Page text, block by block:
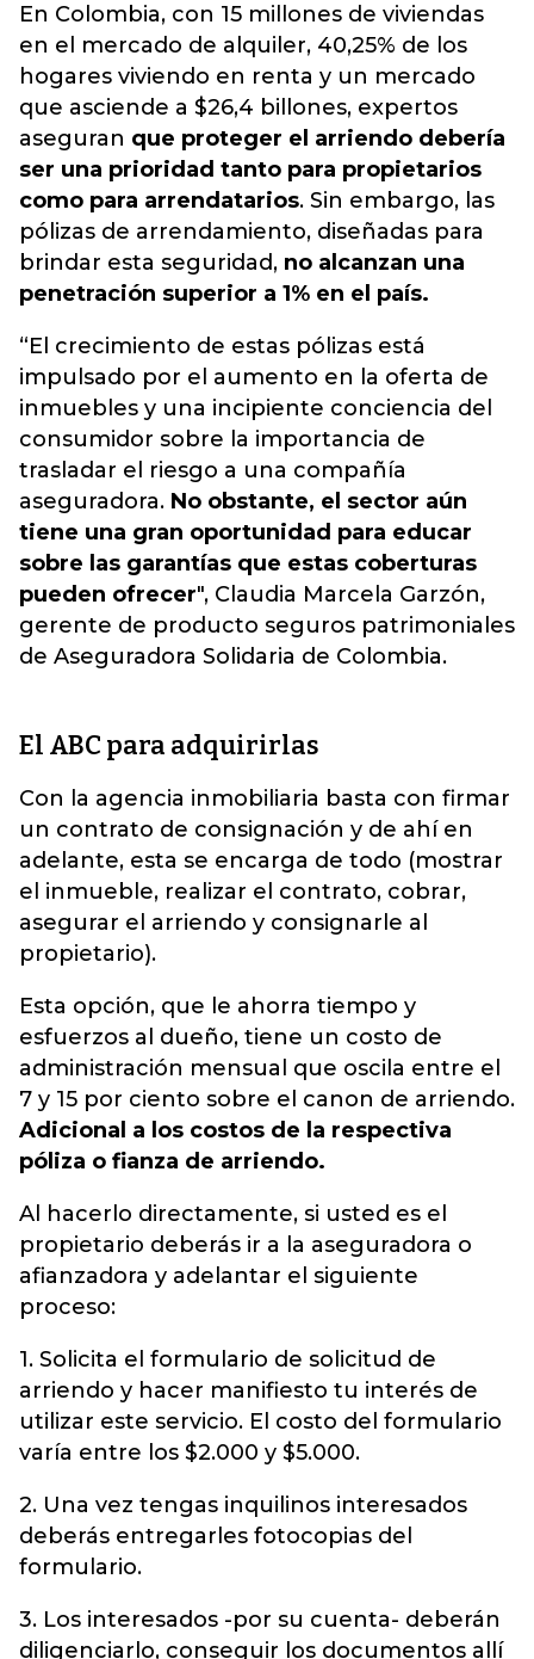
En Colombia, con 15 millones de viviendas
en el mercado de alquiler, 40,25% de los
hogares viviendo en renta y un mercado
que asciende a $26,4 billones, expertos
aseguran que proteger el arriendo debería
ser una prioridad tanto para propietarios
como para arrendatarios. Sin embargo, las
pólizas de arrendamiento, diseñadas para
brindar esta seguridad, no alcanzan una
penetración superior a 1% en el país.
“El crecimiento de estas pólizas está
impulsado por el aumento en la oferta de
inmuebles y una incipiente conciencia del
consumidor sobre la importancia de
trasladar el riesgo a una compañía
aseguradora. No obstante, el sector aún
tiene una gran oportunidad para educar
sobre las garantías que estas coberturas
pueden ofrecer", Claudia Marcela Garzón,
gerente de producto seguros patrimoniales
de Aseguradora Solidaria de Colombia.
El ABC para adquirirlas
Con la agencia inmobiliaria basta con firmar
un contrato de consignación y de ahí en
adelante, esta se encarga de todo (mostrar
el inmueble, realizar el contrato, cobrar,
asegurar el arriendo y consignarle al
propietario).
Esta opción, que le ahorra tiempo y
esfuerzos al dueño, tiene un costo de
administración mensual que oscila entre el
7 y 15 por ciento sobre el canon de arriendo.
Adicional a los costos de la respectiva
póliza o fianza de arriendo.
Al hacerlo directamente, si usted es el
propietario deberás ir a la aseguradora o
afianzadora y adelantar el siguiente
proceso:
1. Solicita el formulario de solicitud de
arriendo y hacer manifiesto tu interés de
utilizar este servicio. El costo del formulario
varía entre los $2.000 y $5.000.
2. Una vez tengas inquilinos interesados
deberás entregarles fotocopias del
formulario.
3. Los interesados -por su cuenta- deberán
diligenciarlo, conseguir los documentos allí